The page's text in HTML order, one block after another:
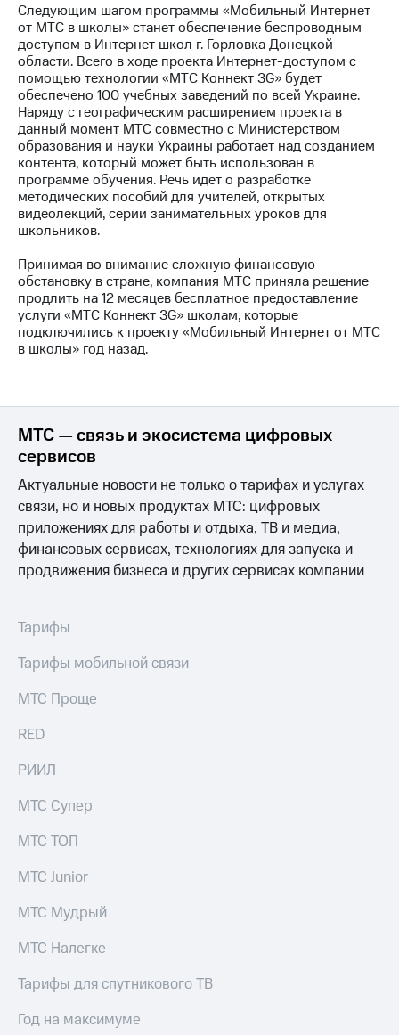
кабинет
акционера
Акционерный
капитал
Контроль
и
аудит
Рынок
акций
Описание
Программа
приобретения
Порядок
акций
Дивиденды
Рынок
облигаций
Описание
именных
облигаций
Другое
Регистратор
Контакты
развитие
деловая этика
Следующим шагом программы «Мобильный Интернет
от МТС в школы» станет обеспечение беспроводным
доступом в Интернет школ г. Горловка Донецкой
области. Всего в ходе проекта Интернет-доступом с
помощью технологии «МТС Коннект 3G» будет
обеспечено 100 учебных заведений по всей Украине.
Наряду с географическим расширением проекта в
данный момент МТС совместно с Министерством
образования и науки Украины работает над созданием
контента, который может быть использован в
программе обучения. Речь идет о разработке
методических пособий для учителей, открытых
видеолекций, серии занимательных уроков для
школьников.
Принимая во внимание сложную финансовую
обстановку в стране, компания МТС приняла решение
продлить на 12 месяцев бесплатное предоставление
услуги «МТС Коннект 3G» школам, которые
подключились к проекту «Мобильный Интернет от МТС
в школы» год назад.
МТС — связь и экосистема цифровых
сервисов
Актуальные новости не только о тарифах и услугах
связи, но и новых продуктах МТС: цифровых
приложениях для работы и отдыха, ТВ и медиа,
финансовых сервисах, технологиях для запуска и
продвижения бизнеса и других сервисах компании
Тарифы
Тарифы мобильной связи
МТС Проще
RED
РИИЛ
МТС Супер
МТС ТОП
МТС Junior
МТС Мудрый
МТС Налегке
Тарифы для спутникового ТВ
Год на максимуме